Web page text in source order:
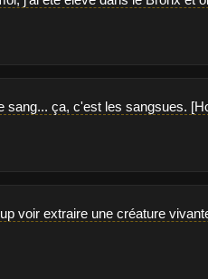
sang... ça, c'est les sangsues.
voir extraire une créature